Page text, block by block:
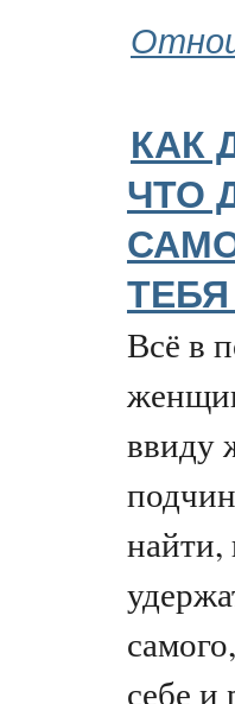
КАК
ЧТО
Всё в
ввиду
найти,
себе и